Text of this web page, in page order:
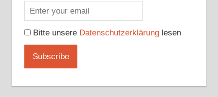
Bitte unsere Datenschutzerklärunglesen